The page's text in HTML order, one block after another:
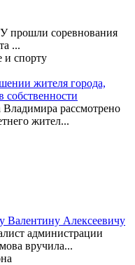
прошли соревнования
...
и спорту
жителя города,
собственности
рассмотрено
жител...
Валентину Алексеевичу
администрации
вручила...